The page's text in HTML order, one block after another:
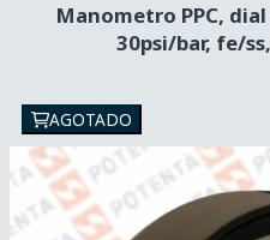
Manometro PPC,
30psi/bar, fe/
AGOTADO